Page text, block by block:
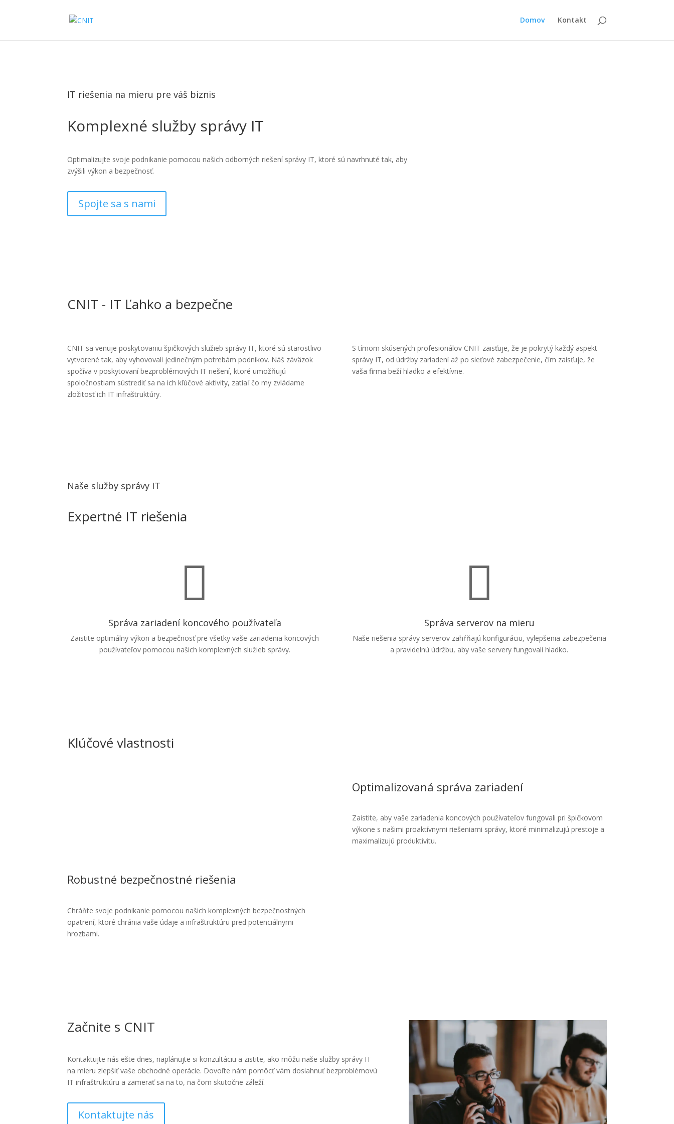
Domov Kontakt
IT riešenia na mieru pre váš biznis
Komplexné služby správy IT
Optimalizujte svoje podnikanie pomocou našich odborných riešení správy IT, ktoré sú navrhnuté tak, aby
zvýšili výkon a bezpečnosť.
Spojte sa s nami
CNIT - IT Ľahko a bezpečne
CNIT sa venuje poskytovaniu špičkových služieb správy IT, ktoré sú starostlivo
vytvorené tak, aby vyhovovali jedinečným potrebám podnikov. Náš záväzok
spočíva v poskytovaní bezproblémových IT riešení, ktoré umožňujú
spoločnostiam sústrediť sa na ich kľúčové aktivity, zatiaľ čo my zvládame
zložitosť ich IT infraštruktúry.
S tímom skúsených profesionálov CNIT zaisťuje, že je pokrytý každý aspekt
správy IT, od údržby zariadení až po sieťové zabezpečenie, čím zaisťuje, že
vaša firma beží hladko a efektívne.
Naše služby správy IT
Expertné IT riešenia

Správa zariadení koncového používateľa
Zaistite optimálny výkon a bezpečnosť pre všetky vaše zariadenia koncových
používateľov pomocou našich komplexných služieb správy.

Správa serverov na mieru
Naše riešenia správy serverov zahŕňajú konfiguráciu, vylepšenia zabezpečenia
a pravidelnú údržbu, aby vaše servery fungovali hladko.
Klúčové vlastnosti
Optimalizovaná správa zariadení
Zaistite, aby vaše zariadenia koncových používateľov fungovali pri špičkovom
výkone s našimi proaktívnymi riešeniami správy, ktoré minimalizujú prestoje a
maximalizujú produktivitu.
Robustné bezpečnostné riešenia
Chráňte svoje podnikanie pomocou našich komplexných bezpečnostných
opatrení, ktoré chránia vaše údaje a infraštruktúru pred potenciálnymi
hrozbami.
Začnite s CNIT
Kontaktujte nás ešte dnes, naplánujte si konzultáciu a zistite, ako môžu naše služby správy IT
na mieru zlepšiť vaše obchodné operácie. Dovoľte nám pomôcť vám dosiahnuť bezproblémovú
IT infraštruktúru a zamerať sa na to, na čom skutočne záleží.
Kontaktujte nás